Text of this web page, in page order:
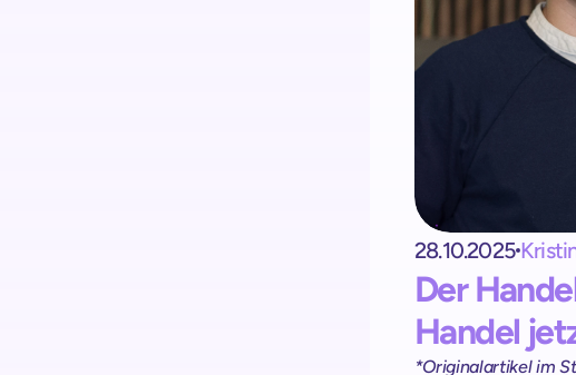
28.10.2025
Der
Handel
*Originalartikel im